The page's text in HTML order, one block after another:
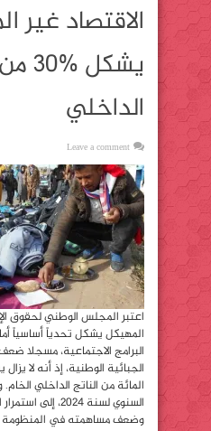
الاقتصاد غير
الداخلي
Leave a comment
اعتبر المجلس الوطني لحقوق
المهيكل يشكل تحدياً أساسياً
البرامج الاجتماعية، مسجلا
المائة من الناتج الداخلي
السنوي لسنة 2024،
وضعف مساهمته في المنظومة